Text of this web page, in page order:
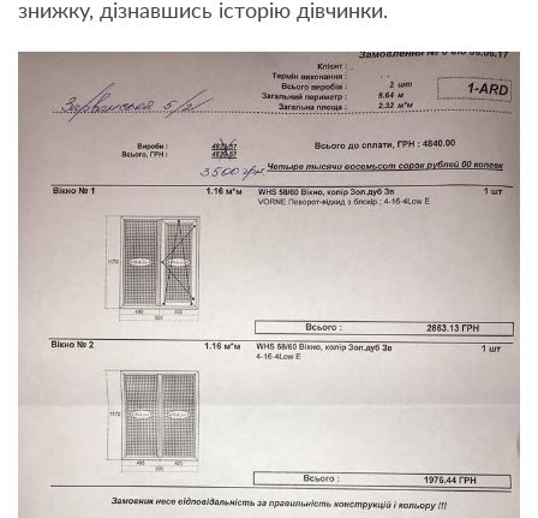
знижку, дізнавшись історію дівчинки.